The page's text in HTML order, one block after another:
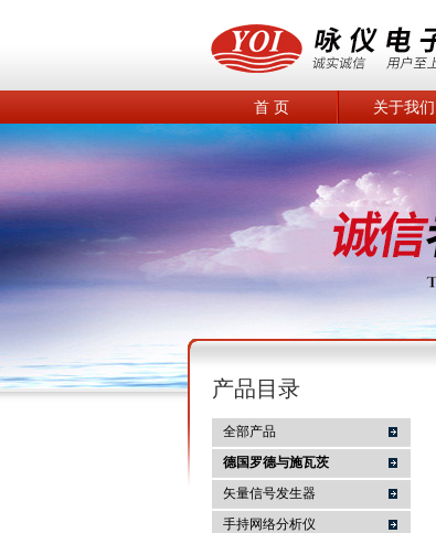
首 页 关于我们
产品目录
全部产品
德国罗德与施瓦茨
矢量信号发生器
手持网络分析仪